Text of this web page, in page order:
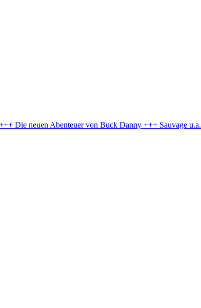
Die neuen Abenteuer von Buck Danny +++ Sauvage u.a.